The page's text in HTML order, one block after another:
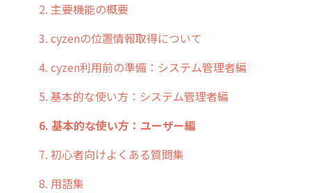
2. 主要機能の概要
3. cyzenの位置情報取得について
4. cyzen利用前の準備：システム管理者編
5. 基本的な使い方：システム管理者編
6. 基本的な使い方：ユーザー編
7. 初心者向けよくある質問集
8. 用語集